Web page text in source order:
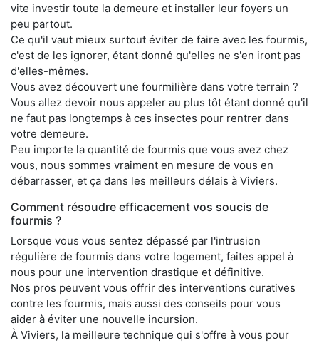
vite investir toute la demeure et installer leur foyers un
peu partout.
Ce qu'il vaut mieux surtout éviter de faire avec les fourmis,
c'est de les ignorer, étant donné qu'elles ne s'en iront pas
d'elles-mêmes.
Vous avez découvert une fourmilière dans votre terrain ?
Vous allez devoir nous appeler au plus tôt étant donné qu'il
ne faut pas longtemps à ces insectes pour rentrer dans
votre demeure.
Peu importe la quantité de fourmis que vous avez chez
vous, nous sommes vraiment en mesure de vous en
débarrasser, et ça dans les meilleurs délais à Viviers.
Comment résoudre efficacement vos soucis de
fourmis ?
Lorsque vous vous sentez dépassé par l'intrusion
régulière de fourmis dans votre logement, faites appel à
nous pour une intervention drastique et définitive.
Nos pros peuvent vous offrir des interventions curatives
contre les fourmis, mais aussi des conseils pour vous
aider à éviter une nouvelle incursion.
À Viviers, la meilleure technique qui s'offre à vous pour